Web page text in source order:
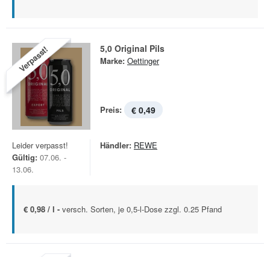
Verpasst! 5,0 Original Pils
Marke: Oettinger
Preis: € 0,49
Leider verpasst!
Gültig: 07.06. -
13.06.
Händler: REWE
€ 0,98 / l - versch. Sorten, je 0,5-l-Dose zzgl. 0.25 Pfand